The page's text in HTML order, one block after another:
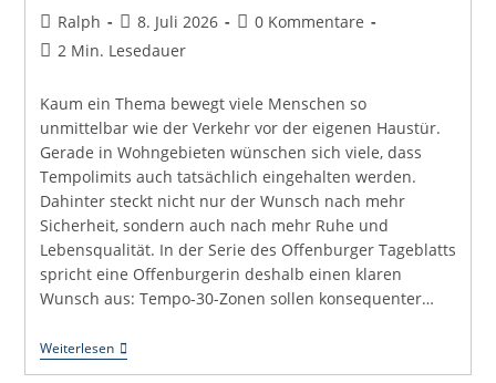
Beitrags-
Autor:
Ralph
Beitrag
veröffentlicht:
8. Juli 2026
Beitrags-
0 Kommentare
Lesedauer:
2 Min. Lesedauer
Kaum ein Thema bewegt viele Menschen so
unmittelbar wie der Verkehr vor der eigenen Haustür.
Gerade in Wohngebieten wünschen sich viele, dass
Tempolimits auch tatsächlich eingehalten werden.
Dahinter steckt nicht nur der Wunsch nach mehr
Sicherheit, sondern auch nach mehr Ruhe und
Lebensqualität. In der Serie des Offenburger Tageblatts
spricht eine Offenburgerin deshalb einen klaren
Wunsch aus: Tempo-30-Zonen sollen konsequenter…
WeiterlesenUli
Hört